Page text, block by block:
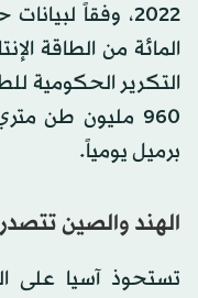
المائة من الطاقة
التكرير الحكومية
برميل يومياً.
الهند والصين
تستحوذ آسيا على